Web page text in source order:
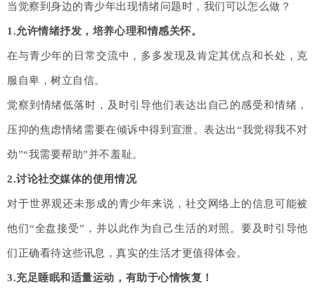
当觉察到身边的青少年出现情绪问题时，我们可以怎么做？
1.允许情绪抒发，培养心理和情感关怀。
在与青少年的日常交流中，多多发现及肯定其优点和长处，克
服自卑，树立自信。
觉察到情绪低落时，及时引导他们表达出自己的感受和情绪，
压抑的焦虑情绪需要在倾诉中得到宣泄。表达出“我觉得我不对
劲”“我需要帮助”并不羞耻。
2.讨论社交媒体的使用情况
对于世界观还未形成的青少年来说，社交网络上的信息可能被
他们“全盘接受”，并以此作为自己生活的对照。要及时引导他
们正确看待这些讯息，真实的生活才更值得体会。
3.充足睡眠和适量运动，有助于心情恢复！